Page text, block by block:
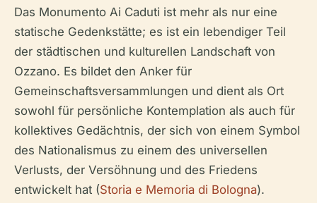
Das Monumento Ai Caduti ist mehr als nur eine
statische Gedenkstätte; es ist ein lebendiger Teil
der städtischen und kulturellen Landschaft von
Ozzano. Es bildet den Anker für
Gemeinschaftsversammlungen und dient als Ort
sowohl für persönliche Kontemplation als auch für
kollektives Gedächtnis, der sich von einem Symbol
des Nationalismus zu einem des universellen
Verlusts, der Versöhnung und des Friedens
entwickelt hat (Storia e Memoria di Bologna).